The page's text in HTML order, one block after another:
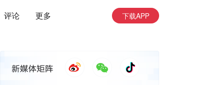
评论 更多 下载APP